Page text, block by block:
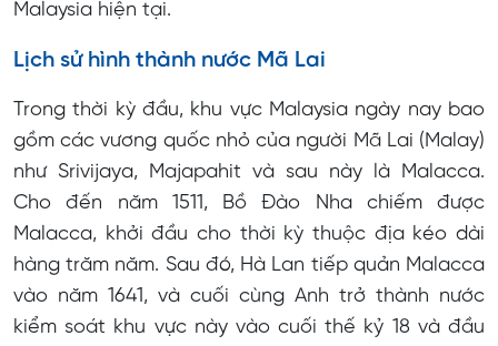
Malaysia hiện tại.
Lịch sử hình thành nước Mã Lai
Trong thời kỳ đầu, khu vực Malaysia ngày nay bao
gồm các vương quốc nhỏ của người Mã Lai (Malay)
như Srivijaya, Majapahit và sau này là Malacca.
Cho đến năm 1511, Bồ Đào Nha chiếm được
Malacca, khởi đầu cho thời kỳ thuộc địa kéo dài
hàng trăm năm. Sau đó, Hà Lan tiếp quản Malacca
vào năm 1641, và cuối cùng Anh trở thành nước
kiểm soát khu vực này vào cuối thế kỷ 18 và đầu